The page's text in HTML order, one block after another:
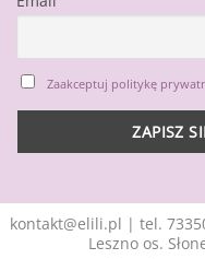
Zaakceptuj politykę
kontakt@elili.pl | tel.
Leszno os.